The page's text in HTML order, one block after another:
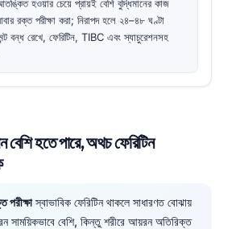
হওয়ার চেয়ে প্রায়ই বেশি বুদ্ধিমানের কাজ
রক্ত পরীক্ষা করা; নিরাপদ হলে ২৪–৪৮ ঘণ্টা
বন্ধ রেখে, ফেরিটিন, TIBC এবং স্যাচুরেশনসহ
হতে পারে, অথচ ফেরিটিন
স্বাভাবিক ফেরিটিন থাকলে সাধারণত বোঝায়
সাময়িকভাবে বেশি, কিন্তু শরীরে আয়রন অতিরিক্ত